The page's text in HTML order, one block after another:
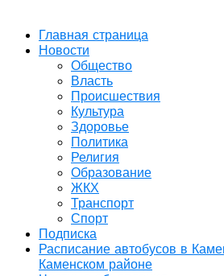
Главная страница
Новости
Общество
Власть
Происшествия
Культура
Здоровье
Политика
Религия
Образование
ЖКХ
Транспорт
Спорт
Подписка
Расписание автобусов в
Каменском районе